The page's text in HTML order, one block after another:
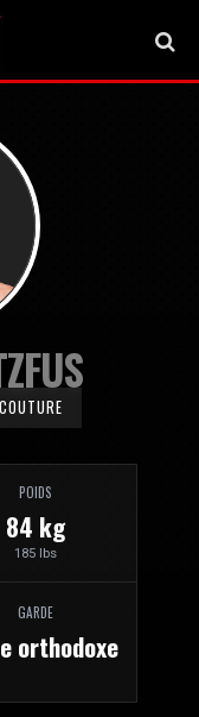
POIDS
84 kg
185 lbs
GARDE
orthodoxe